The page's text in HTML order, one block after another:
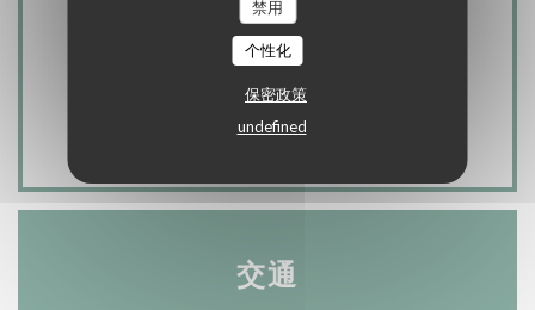
禁用
个性化
保密政策
undefined
星-星
09:45 - 15:30
交通